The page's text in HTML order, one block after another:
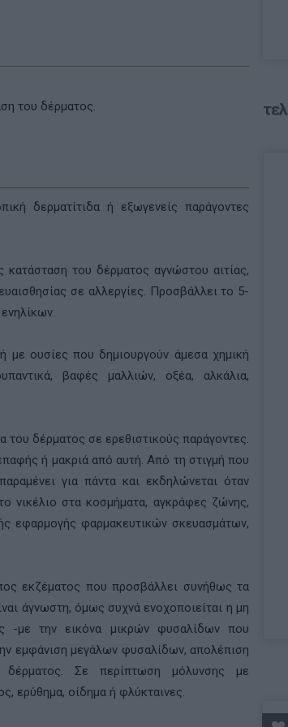
του δέρματος.
δερματίτιδα ή εξωγενείς παράγοντες
κατάσταση του δέρματος αγνώστου αιτίας,
σε αλλεργίες. Προσβάλλει το 5-
με ουσίες που δημιουργούν άμεσα χημική
βαφές μαλλιών, οξέα, αλκάλια,
του δέρματος σε ερεθιστικούς παράγοντες.
ή μακριά από αυτή. Από τη στιγμή που
για πάντα και εκδηλώνεται όταν
νικέλιο στα κοσμήματα, αγκράφες ζώνης,
εφαρμογής φαρμακευτικών σκευασμάτων,
εκζέματος που προσβάλλει συνήθως τα
άγνωστη, όμως συχνά ενοχοποιείται η μη
-με την εικόνα μικρών φυσαλίδων που
εμφάνιση μεγάλων φυσαλίδων, απολέπιση
δέρματος. Σε περίπτωση μόλυνσης με
ερύθημα, οίδημα ή φλύκταινες.